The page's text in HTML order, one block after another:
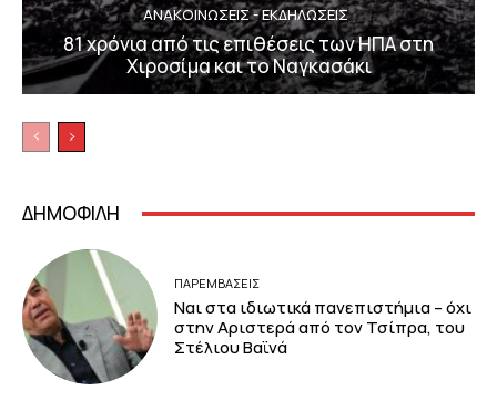
ΑΝΑΚΟΙΝΩΣΕΙΣ - ΕΚΔΗΛΩΣΕΙΣ
81 χρόνια από τις επιθέσεις των ΗΠΑ στη
Χιροσίμα και το Ναγκασάκι
ΔΗΜΟΦΙΛΗ
ΠΑΡΕΜΒΑΣΕΙΣ
Ναι στα ιδιωτικά πανεπιστήμια – όχι
στην Αριστερά από τον Τσίπρα, του
Στέλιου Βαϊνά